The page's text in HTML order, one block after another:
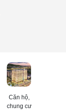
Căn hộ,
chung cư